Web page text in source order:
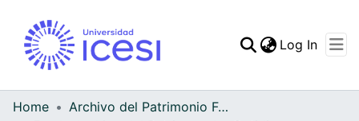
Log In
Home
Archivo del Patrimonio Fotográfico y Fílmico del Valle del Cauca